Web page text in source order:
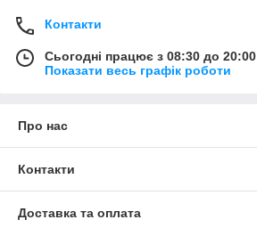
Контакти
Сьогодні працює з 08:30 до 20:00
Показати весь графік роботи
Про нас
Контакти
Доставка та оплата